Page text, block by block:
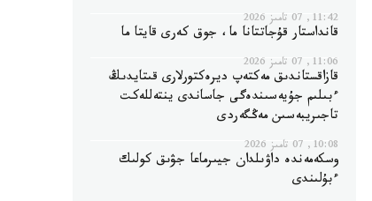
11:42, 07 تامىز 2026
قانداستار قۇجاتتانا ما، جوق كەرى قايتا ما
11:06, 07 تامىز 2026
قازاقستاندىق مەكتەپ ديرەكتورلارى قىتايدىڭ
ءبىلىم جۇيەسىندەگى جاساندى ينتەللەكت
تاجىريبەسىن مەڭگەردى
10:08, 07 تامىز 2026
وسكەمەندە داۋىلدان جيىرماعا جۋىق كولىك
ءبۇلىندى